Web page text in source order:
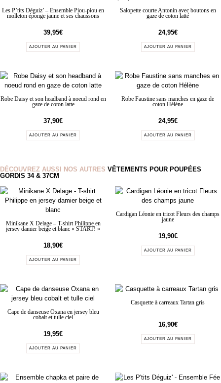
Les P’tits Déguiz’ – Ensemble Piou-piou en
molleton éponge jaune et ses chaussons
39,95€
AJOUTER AU PANIER
Salopette courte Antonin avec boutons en
gaze de coton latté
24,95€
AJOUTER AU PANIER
Robe Daisy et son headband à noeud rond en
gaze de coton latte
37,90€
AJOUTER AU PANIER
Robe Faustine sans manches en gaze de
coton Hélène
24,95€
AJOUTER AU PANIER
DÉCOUVREZ AUSSI NOS AUTRES VÊTEMENTS POUR POUPÉES
GORDIS 34 & 37CM
Minikane X Delage – T-shirt Philippe en
jersey damier beige et blanc « START! »
18,90€
AJOUTER AU PANIER
Cardigan Léonie en tricot Fleurs des champs
jaune
19,90€
AJOUTER AU PANIER
Cape de danseuse Oxana en jersey bleu
cobalt et tulle ciel
19,95€
AJOUTER AU PANIER
Casquette à carreaux Tartan gris
16,90€
AJOUTER AU PANIER